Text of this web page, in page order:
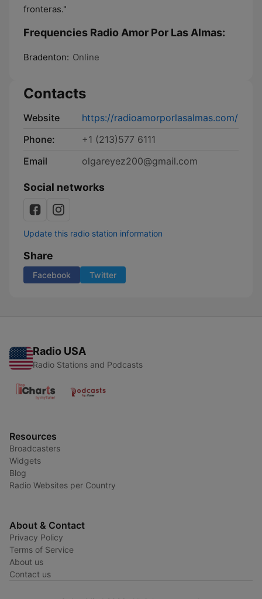
fronteras."
Frequencies Radio Amor Por Las Almas:
Bradenton: Online
Contacts
Website
https://radioamorporlasalmas.com/
Phone:
+1 (213)577 6111
Email
olgareyez200@gmail.com
Social networks
Update this radio station information
Share
Facebook Twitter
Radio USA
Radio Stations and Podcasts
Resources
Broadcasters
Widgets
Blog
Radio Websites per Country
About & Contact
Privacy Policy
Terms of Service
About us
Contact us